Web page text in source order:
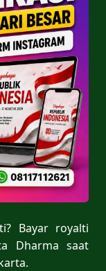
Bayar royalti
Dharma saat